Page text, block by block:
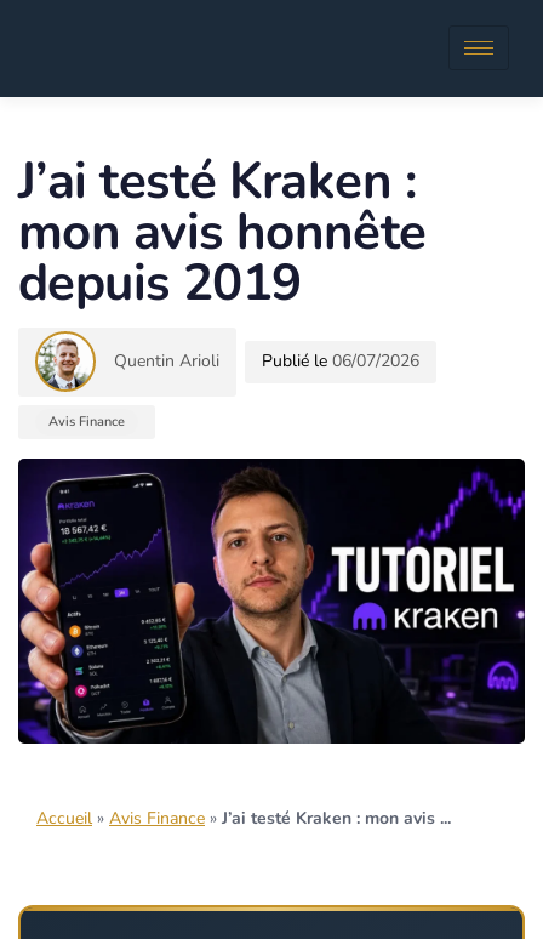
J’ai testé Kraken :
mon avis honnête
depuis 2019
Quentin Arioli 06/07/2026
Avis Finance
Accueil » Avis Finance » J’ai testé Kraken : mon avis ...